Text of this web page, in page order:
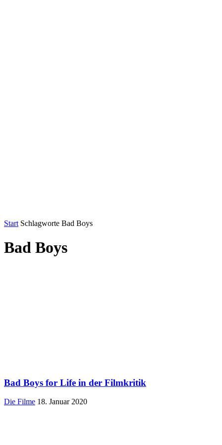
Start Schlagworte Bad Boys
Bad Boys
Bad Boys for Life in der Filmkritik
Die Filme 18. Januar 2020